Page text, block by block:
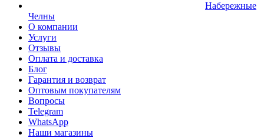
Набережные
Челны
О компании
Услуги
Отзывы
Оплата и доставка
Блог
Гарантия и возврат
Оптовым покупателям
Вопросы
Telegram
WhatsApp
Наши магазины